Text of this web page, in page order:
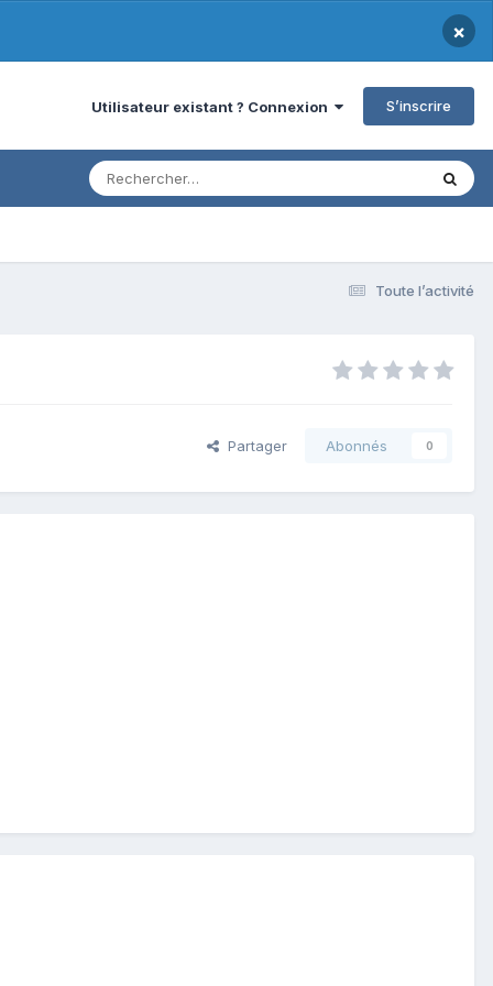
×
Utilisateur existant ? Connexion S’inscrire
Toute l’activité
Partager Abonnés 0